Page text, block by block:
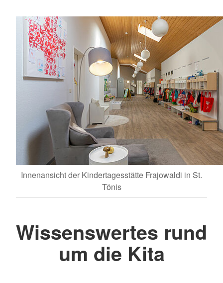
Innenansicht der Kindertagesstätte Frajowaldi in St.
Tönis
Wissenswertes rund
um die Kita